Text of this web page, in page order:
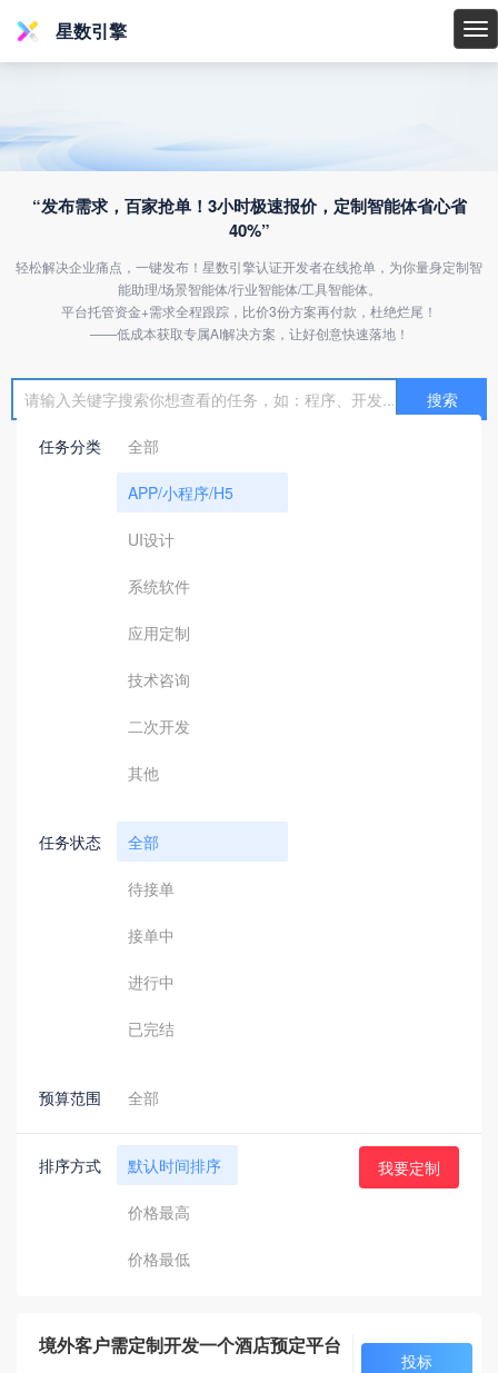
星
星数引擎
“发布需求，百家抢单！3小时极速报价，定制智能体省心省
40%”
轻松解决企业痛点，一键发布！星数引擎认证开发者在线抢单，为你量身定制智
能助理/场景智能体/行业智能体/工具智能体。
平台托管资金+需求全程跟踪，比价3份方案再付款，杜绝烂尾！
——低成本获取专属AI解决方案，让好创意快速落地！
搜索
任务分类 全部
APP/小程序/H5
UI设计
系统软件
应用定制
技术咨询
二次开发
其他
任务状态 全部
待接单
接单中
进行中
已完结
预算范围 全部
5000元以下
5000元-10000元
50000元-100000元
排序方式 默认时间排序
价格最高
价格最低
我要定制
境外客户需定制开发一个酒店预定平台
投标